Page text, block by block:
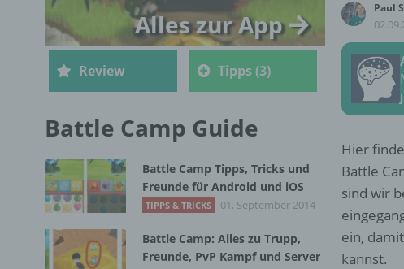
Paul
Hier
Battle
sind wir
ein,
kannst.
Alles zur App
Review Tipps (3)
Battle Camp Guide
Battle Camp Tipps, Tricks und
Freunde für Android und iOS
TIPPS & TRICKS 01. September 2014
Battle Camp: Alles zu Trupp,
Freunde, PvP Kampf und Server